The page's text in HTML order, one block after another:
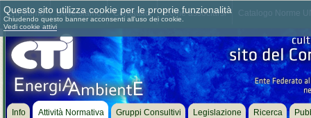
Chi siamo Dove siamo Contattaci Come associarsi
Info Attività Normativa Gruppi Consultivi Legislazione Ricerca
Questo sito utilizza cookie per le proprie funzionalità
Chiudendo questo banner acconsenti all'uso dei cookie.
Vedi cookie attivi